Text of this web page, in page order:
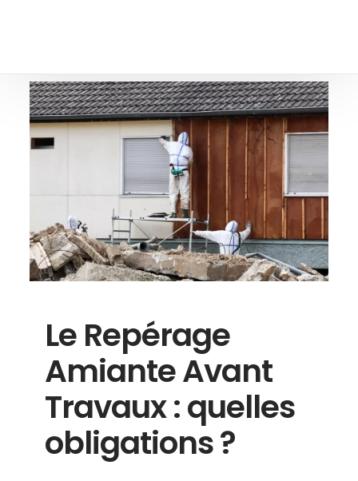
Le Repérage
Amiante Avant
Travaux : quelles
obligations ?